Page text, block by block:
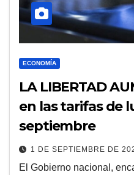
ECONOMÍA
LA LIBERTAD
en las tarifas de
septiembre
1 DE SEPTIEMBRE DE
El Gobierno nacional,